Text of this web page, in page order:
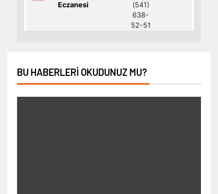
BU HABERLERI OKUDUNUZ MU?